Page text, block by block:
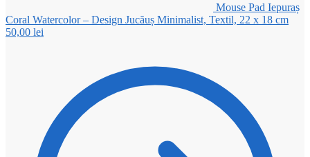
Mouse Pad Iepuraș
Coral Watercolor – Design Jucăuș Minimalist, Textil, 22 x 18 cm
50,00 lei